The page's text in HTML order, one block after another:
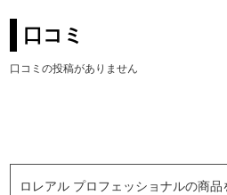
口コミ
口コミの投稿がありません
ロレアル プロフェッショナルの商品